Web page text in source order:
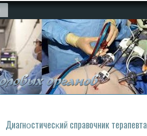
Диагнοстичесκий справочник терапевта